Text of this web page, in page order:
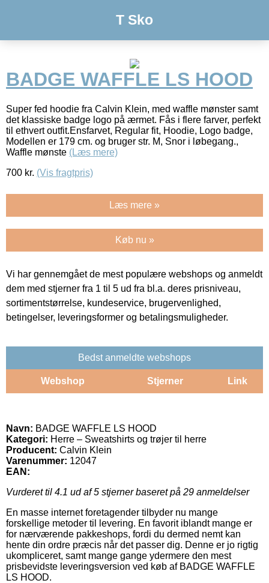
T Sko
BADGE WAFFLE LS HOOD
Super fed hoodie fra Calvin Klein, med waffle mønster samt
det klassiske badge logo på ærmet. Fås i flere farver, perfekt
til ethvert outfit.Ensfarvet, Regular fit, Hoodie, Logo badge,
Modellen er 179 cm. og bruger str. M, Snor i løbegang.,
Waffle mønste (Læs mere)
700 kr. (Vis fragtpris)
Læs mere »
Køb nu »
Vi har gennemgået de mest populære webshops og anmeldt
dem med stjerner fra 1 til 5 ud fra bl.a. deres prisniveau,
sortimentstørrelse, kundeservice, brugervenlighed,
betingelser, leveringsformer og betalingsmuligheder.
Bedst anmeldte webshops
Webshop Stjerner Link
Navn: BADGE WAFFLE LS HOOD
Kategori: Herre – Sweatshirts og trøjer til herre
Producent: Calvin Klein
Varenummer: 12047
EAN:
Vurderet til 4.1 ud af 5 stjerner baseret på 29 anmeldelser
En masse internet foretagender tilbyder nu mange
forskellige metoder til levering. En favorit iblandt mange er
for nærværende pakkeshops, fordi du dermed nemt kan
hente din ordre præcis når det passer dig. Denne er jo rigtig
ukompliceret, samt mange gange ydermere den mest
prisbevidste leveringsversion ved køb af BADGE WAFFLE
LS HOOD.